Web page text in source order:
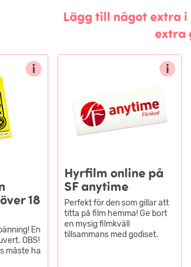
Lägg till något extra i
extra
i
18
En
OBS!
måste ha
i
Hyrfilm online på
SF anytime
Perfekt för den som gillar att
titta på film hemma! Ge bort
en mysig filmkväll
tillsammans med godiset.